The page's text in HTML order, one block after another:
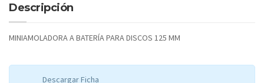
Descripción
MINIAMOLADORA A BATERÍA PARA DISCOS 125 MM
Descargar Ficha